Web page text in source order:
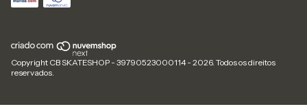
Copyright CB SKATESHOP - 39790523000114 - 2026. Todos os direitos
reservados.